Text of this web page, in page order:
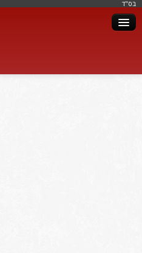
בּס"ד